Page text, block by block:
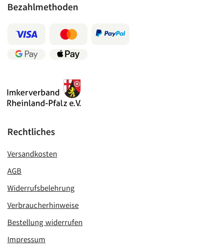
Bezahlmethoden
Rechtliches
Versandkosten
AGB
Widerrufsbelehrung
Verbraucherhinweise
Bestellung widerrufen
Impressum